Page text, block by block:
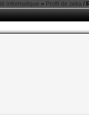
informatique » Profil de zeka /